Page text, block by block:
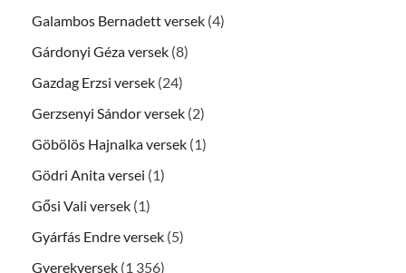
Galambos Bernadett versek (4)
Gárdonyi Géza versek (8)
Gazdag Erzsi versek (24)
Gerzsenyi Sándor versek (2)
Göbölös Hajnalka versek (1)
Gödri Anita versei (1)
Gősi Vali versek (1)
Gyárfás Endre versek (5)
Gyerekversek (1 356)